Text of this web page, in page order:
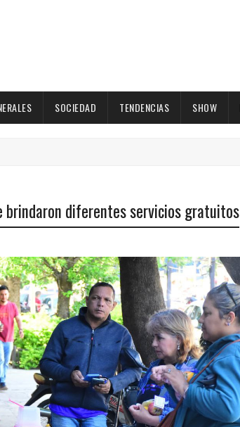
SOCIEDAD TENDENCIAS SHOW
brindaron diferentes servicios gratuitos